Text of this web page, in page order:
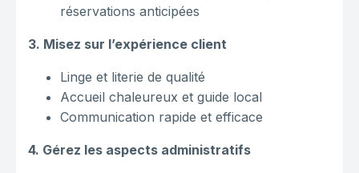
réservations anticipées
3. Misez sur l’expérience client
Linge et literie de qualité
Accueil chaleureux et guide local
Communication rapide et efficace
4. Gérez les aspects administratifs